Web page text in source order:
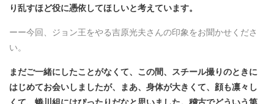
り乱すほど役に憑依してほしいと考えています。
ーー今回、ジョン王をやる吉原光夫さんの印象をお聞かせくださ
い。
まだご一緒にしたことがなくて、この間、スチール撮りのときに
はじめてお会いしましたが、まあ、身体が大きくて、顔も凛々し
くて、蜷川組にはぴったりだなと思いました。稽古でどういう第